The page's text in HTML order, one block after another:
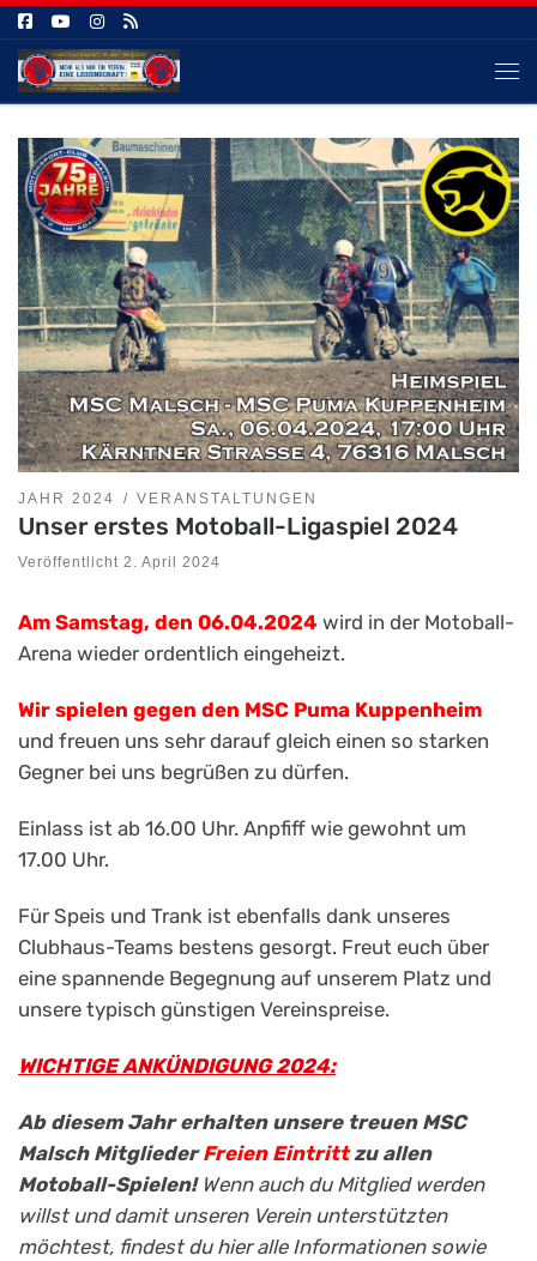
Zum Inhalt springen
JAHR 2024 VERANSTALTUNGEN
Unser erstes Motoball-Ligaspiel 2024
Veröffentlicht 2. April 2024
Am Samstag, den 06.04.2024 wird in der Motoball-
Arena wieder ordentlich eingeheizt.
Wir spielen gegen den MSC Puma Kuppenheim
und freuen uns sehr darauf gleich einen so starken
Gegner bei uns begrüßen zu dürfen.
Einlass ist ab 16.00 Uhr. Anpfiff wie gewohnt um
17.00 Uhr.
Für Speis und Trank ist ebenfalls dank unseres
Clubhaus-Teams bestens gesorgt. Freut euch über
eine spannende Begegnung auf unserem Platz und
unsere typisch günstigen Vereinspreise.
WICHTIGE ANKÜNDIGUNG 2024:
Ab diesem Jahr erhalten unsere treuen MSC
Malsch MitgliederFreien Eintrittzu allen
Motoball-Spielen! Wenn auch du Mitglied werden
willst und damit unseren Verein unterstützten
möchtest, findest du hier alle Informationen sowie